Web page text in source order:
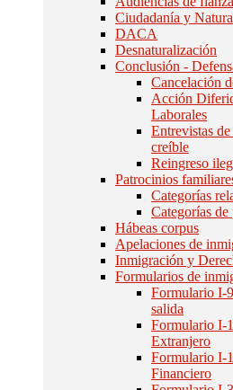
Ciudadanía y
DACA
Desnaturalización
Conclusión -
Cancelación
Acción
Laborales
Entrevistas
creíble
Reingreso
Patrocinios
Categorías
Categorías
Hábeas corpus
Apelaciones de
Inmigración y
Formularios de
Formulario I-
salida
Formulario I-
Extranjero
Formulario I-
Financiero